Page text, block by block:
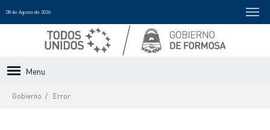
08 de Agosto de 2026
Menu
Gobierno Error